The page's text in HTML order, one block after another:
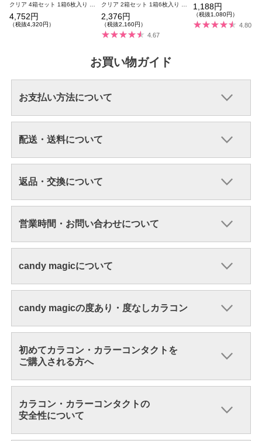
クリア 4箱セット 1箱6枚入り 合
計24枚
4,752円
（税抜4,320円）
クリア 2箱セット 1箱6枚入り 合
計12枚
2,376円
（税抜2,160円）
4.67
1,188円
（税抜1,080円）
4.80
お買い物ガイド
お支払い方法について
配送・送料について
返品・交換について
営業時間・お問い合わせについて
candy magicについて
candy magicの度あり・度なしカラコン
初めてカラコン・カラーコンタクトを
ご購入される方へ
カラコン・カラーコンタクトの
安全性について